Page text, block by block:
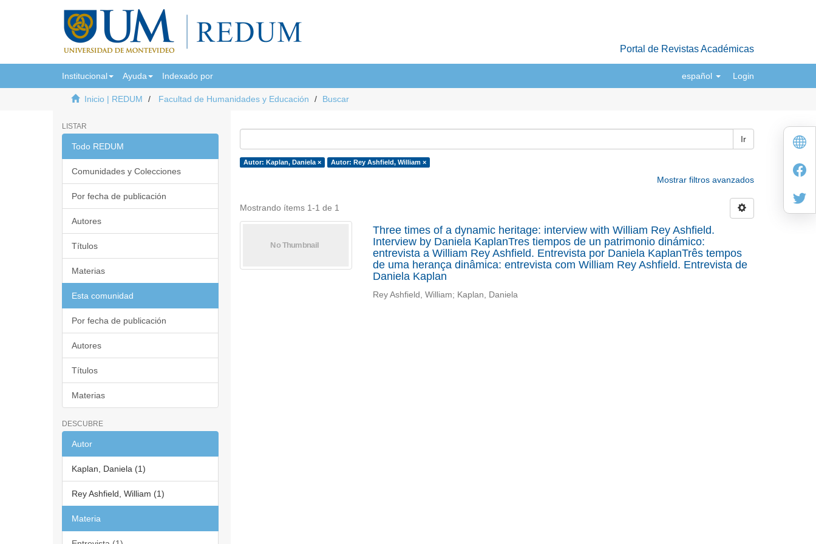
Portal de Revistas Académicas
Institucional Ayuda Indexado por español Login
Inicio | REDUM Facultad de Humanidades y Educación Buscar
LISTAR
Todo REDUM
Comunidades y Colecciones
Por fecha de publicación
Autores
Títulos
Materias
Esta comunidad
Por fecha de publicación
Autores
Títulos
Materias
DESCUBRE
Autor
Kaplan, Daniela (1)
Rey Ashfield, William (1)
Materia
Ir
Autor: Kaplan, Daniela × Autor: Rey Ashfield, William ×
Mostrar filtros avanzados
Mostrando ítems 1-1 de 1
Three times of a dynamic heritage: interview with William Rey Ashfield.
Interview by Daniela KaplanTres tiempos de un patrimonio dinámico:
entrevista a William Rey Ashfield. Entrevista por Daniela KaplanTrês tempos
de uma herança dinâmica: entrevista com William Rey Ashfield. Entrevista de
Daniela Kaplan
Rey Ashfield, William; Kaplan, Daniela